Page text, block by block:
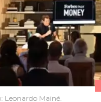
Leonardo Mainé.